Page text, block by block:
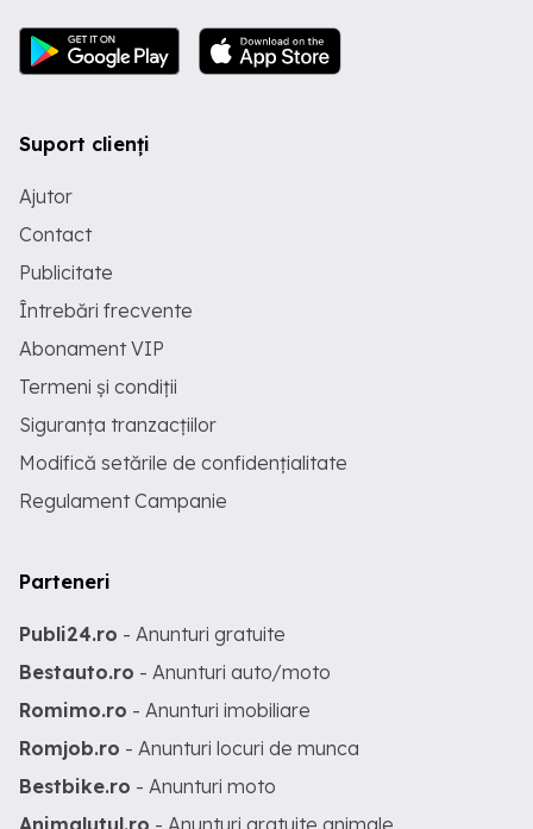
Suport clienți
Ajutor
Contact
Publicitate
Întrebări frecvente
Abonament VIP
Termeni și condiții
Siguranța tranzacțiilor
Modifică setările de confidențialitate
Regulament Campanie
Parteneri
Publi24.ro - Anunturi gratuite
Bestauto.ro - Anunturi auto/moto
Romimo.ro - Anunturi imobiliare
Romjob.ro - Anunturi locuri de munca
Bestbike.ro - Anunturi moto
Animalutul.ro - Anunturi gratuite animale